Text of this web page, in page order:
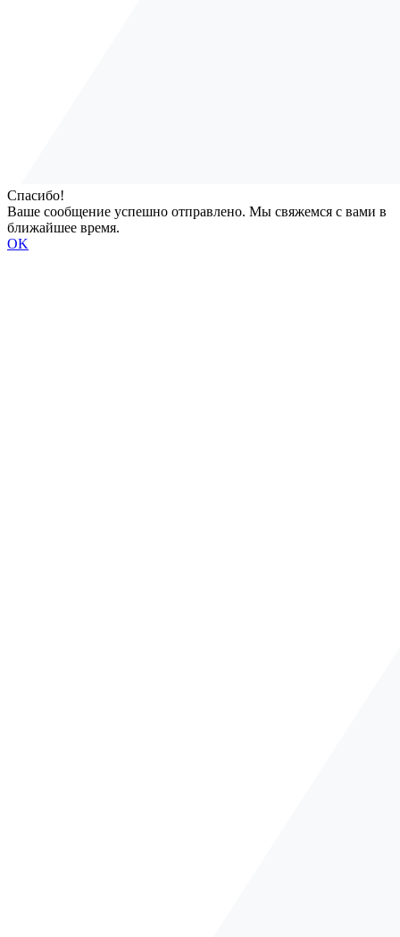
Спасибо!
Ваше сообщение успешно отправлено. Мы свяжемся с вами в
ближайшее время.
OK